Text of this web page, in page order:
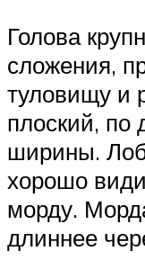
Голова
сложения,
туловищу и
плоский, по
ширины.
хорошо
морду.
длиннее